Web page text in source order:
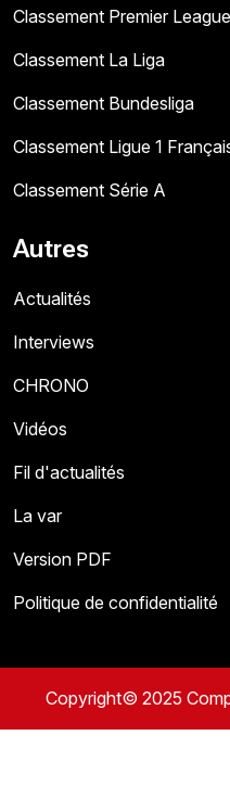
Classement Premier League
Classement La Liga
Classement Bundesliga
Classement Ligue 1
Classement Série A
Autres
Actualités
Interviews
CHRONO
Vidéos
Fil d'actualités
La var
Version PDF
Politique de confidentialité
Copyright© 2025